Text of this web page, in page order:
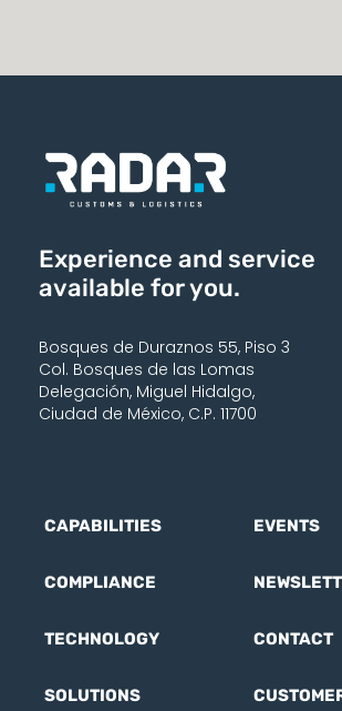
Experience and service
available for you.
Bosques de Duraznos 55, Piso 3
Col. Bosques de las Lomas
Delegación, Miguel Hidalgo,
Ciudad de México, C.P. 11700
CAPABILITIES
COMPLIANCE
TECHNOLOGY
SOLUTIONS
EVENTS
CONTACT